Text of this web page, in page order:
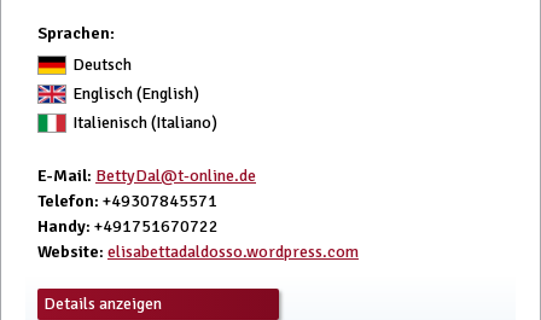
Sprachen:
Deutsch
Englisch (English)
Italienisch (Italiano)
E-Mail: BettyDal@t-online.de
Telefon: +49307845571
Handy: +491751670722
Website: elisabettadaldosso.wordpress.com
Details anzeigen